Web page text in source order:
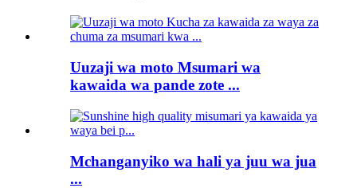
Uuzaji wa moto Msumari wa
kawaida wa pande zote ...
Mchanganyiko wa hali ya juu wa jua
...